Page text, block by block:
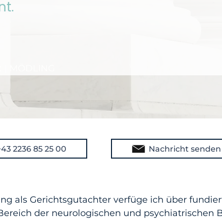
2236 85 25 00 Nachricht senden
als Gerichtsgutachter verfüge ich über
der neurologischen und psychiatrischen